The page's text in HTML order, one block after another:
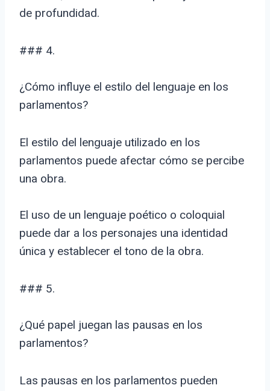
de profundidad.
### 4.
¿Cómo influye el estilo del lenguaje en los
parlamentos?
El estilo del lenguaje utilizado en los
parlamentos puede afectar cómo se percibe
una obra.
El uso de un lenguaje poético o coloquial
puede dar a los personajes una identidad
única y establecer el tono de la obra.
### 5.
¿Qué papel juegan las pausas en los
parlamentos?
Las pausas en los parlamentos pueden